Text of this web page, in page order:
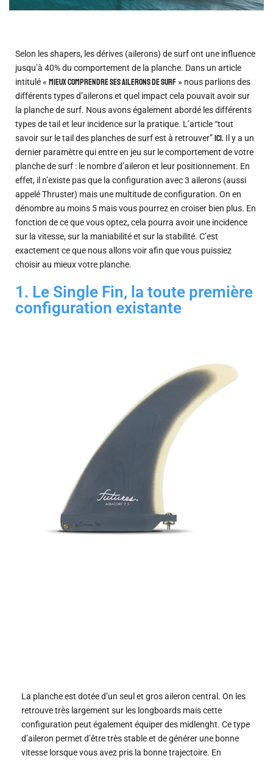
Selon les shapers, les dérives (ailerons) de surf ont une influence
jusqu’à 40% du comportement de la planche. Dans un article
intitulé « mieux comprendre ses ailerons de surf » nous parlions des
différents types d’ailerons et quel impact cela pouvait avoir sur
la planche de surf. Nous avons également abordé les différents
types de tail et leur incidence sur la pratique. L’article “tout
savoir sur le tail des planches de surf est à retrouver”ici. Il y a un
dernier paramètre qui entre en jeu sur le comportement de votre
planche de surf : le nombre d’aileron et leur positionnement. En
effet, il n’existe pas que la configuration avec 3 ailerons (aussi
appelé Thruster) mais une multitude de configuration. On en
dénombre au moins 5 mais vous pourrez en croiser bien plus. En
fonction de ce que vous optez, cela pourra avoir une incidence
sur la vitesse, sur la maniabilité et sur la stabilité. C’est
exactement ce que nous allons voir afin que vous puissiez
choisir au mieux votre planche.
1. Le Single Fin, la toute première
configuration existante
La planche est dotée d’un seul et gros aileron central. On les
retrouve très largement sur les longboards mais cette
configuration peut également équiper des midlenght. Ce type
d’aileron permet d’être très stable et de générer une bonne
vitesse lorsque vous avez pris la bonne trajectoire. En